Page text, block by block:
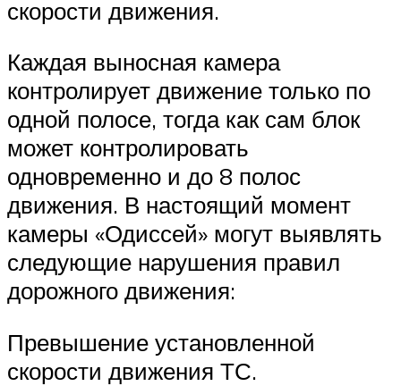
скорости движения.
Каждая выносная камера
контролирует движение только по
одной полосе, тогда как сам блок
может контролировать
одновременно и до 8 полос
движения. В настоящий момент
камеры «Одиссей» могут выявлять
следующие нарушения правил
дорожного движения:
Превышение установленной
скорости движения ТС.